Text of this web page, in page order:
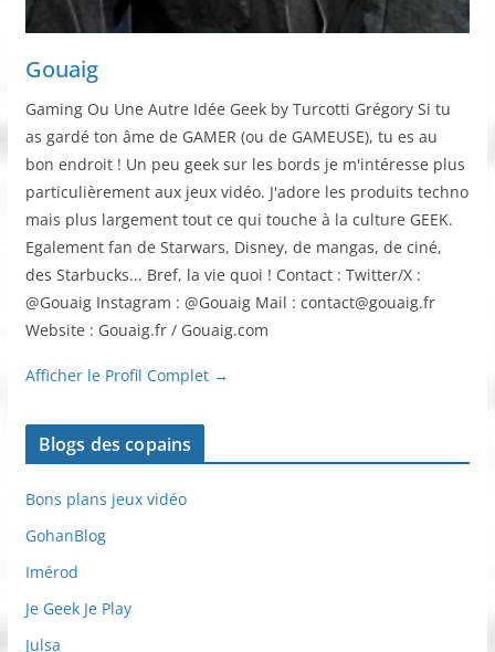
Gouaig
Gaming Ou Une Autre Idée Geek by Turcotti Grégory Si tu
as gardé ton âme de GAMER (ou de GAMEUSE), tu es au
bon endroit ! Un peu geek sur les bords je m'intéresse plus
particulièrement aux jeux vidéo. J'adore les produits techno
mais plus largement tout ce qui touche à la culture GEEK.
Egalement fan de Starwars, Disney, de mangas, de ciné,
des Starbucks... Bref, la vie quoi ! Contact : Twitter/X :
@Gouaig Instagram : @Gouaig Mail : contact@gouaig.fr
Website : Gouaig.fr / Gouaig.com
Afficher le Profil Complet →
Blogs des copains
Bons plans jeux vidéo
GohanBlog
Imérod
Je Geek Je Play
Julsa